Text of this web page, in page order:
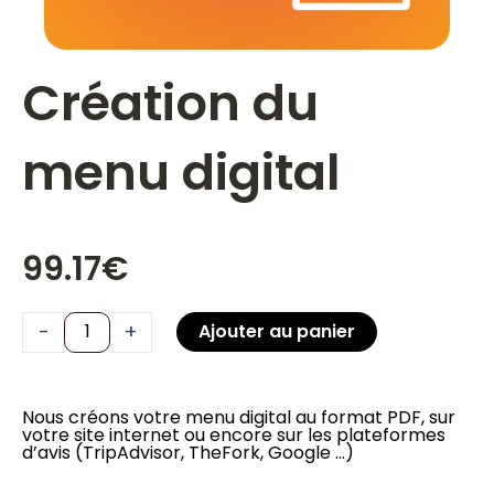
Création du
menu digital
99.17€
-
quantité
de
du
menu
digital
+ Ajouter au panier
Nous créons votre menu digital au format PDF, sur
votre site internet ou encore sur les plateformes
d’avis (TripAdvisor, TheFork, Google …)